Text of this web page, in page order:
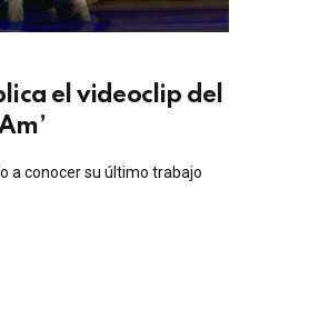
el videoclip del
a conocer su último trabajo